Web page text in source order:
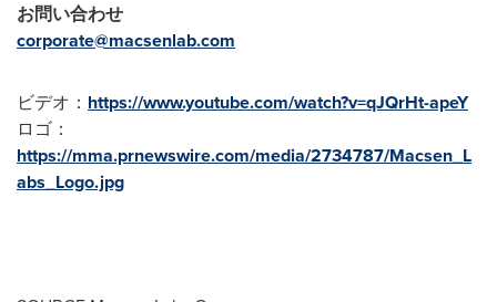
お問い合わせ
corporate@macsenlab.com
ビデオ： https://www.youtube.com/watch?v=qJQrHt-apeY
ロゴ：
https://mma.prnewswire.com/media/2734787/Macsen_L
abs_Logo.jpg